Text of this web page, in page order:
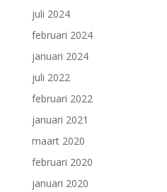
juli 2024
februari 2024
januari 2024
juli 2022
februari 2022
januari 2021
maart 2020
februari 2020
januari 2020